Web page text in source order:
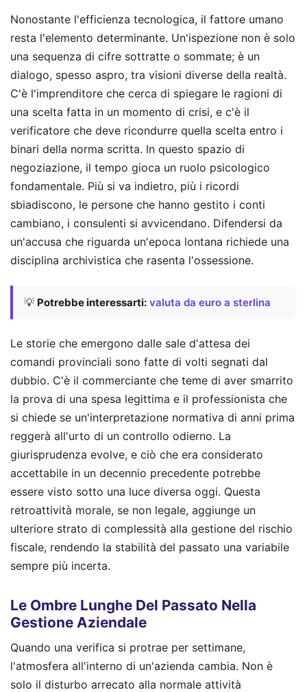
Nonostante l'efficienza tecnologica, il fattore umano
resta l'elemento determinante. Un'ispezione non è solo
una sequenza di cifre sottratte o sommate; è un
dialogo, spesso aspro, tra visioni diverse della realtà.
C'è l'imprenditore che cerca di spiegare le ragioni di
una scelta fatta in un momento di crisi, e c'è il
verificatore che deve ricondurre quella scelta entro i
binari della norma scritta. In questo spazio di
negoziazione, il tempo gioca un ruolo psicologico
fondamentale. Più si va indietro, più i ricordi
sbiadiscono, le persone che hanno gestito i conti
cambiano, i consulenti si avvicendano. Difendersi da
un'accusa che riguarda un'epoca lontana richiede una
disciplina archivistica che rasenta l'ossessione.
💡 Potrebbe interessarti: valuta da euro a sterlina
Le storie che emergono dalle sale d'attesa dei
comandi provinciali sono fatte di volti segnati dal
dubbio. C'è il commerciante che teme di aver smarrito
la prova di una spesa legittima e il professionista che
si chiede se un'interpretazione normativa di anni prima
reggerà all'urto di un controllo odierno. La
giurisprudenza evolve, e ciò che era considerato
accettabile in un decennio precedente potrebbe
essere visto sotto una luce diversa oggi. Questa
retroattività morale, se non legale, aggiunge un
ulteriore strato di complessità alla gestione del rischio
fiscale, rendendo la stabilità del passato una variabile
sempre più incerta.
Le Ombre Lunghe Del Passato Nella
Gestione Aziendale
Quando una verifica si protrae per settimane,
l'atmosfera all'interno di un'azienda cambia. Non è
solo il disturbo arrecato alla normale attività